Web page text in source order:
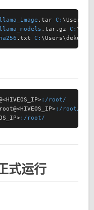
.tar C:
.tar.gz C:
.txt C:
:/root/
:/root/
:/root/
式运行